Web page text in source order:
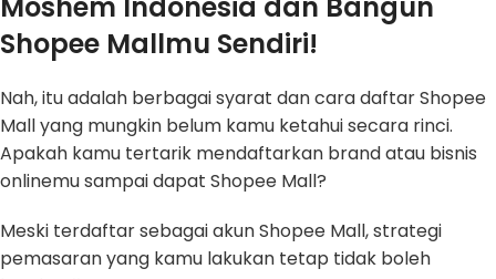
Moshem Indonesia dan Bangun
Shopee Mallmu Sendiri!
Nah, itu adalah berbagai syarat dan cara daftar Shopee
Mall yang mungkin belum kamu ketahui secara rinci.
Apakah kamu tertarik mendaftarkan brand atau bisnis
onlinemu sampai dapat Shopee Mall?
Meski terdaftar sebagai akun Shopee Mall, strategi
pemasaran yang kamu lakukan tetap tidak boleh